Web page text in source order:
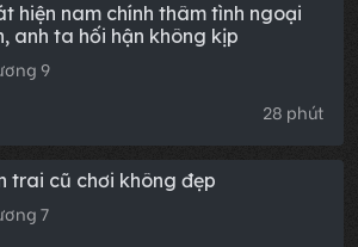
hiện nam chính thâm tình ngoại
anh ta hối hận không kịp
9
28 phút
trai cũ chơi không đẹp
7